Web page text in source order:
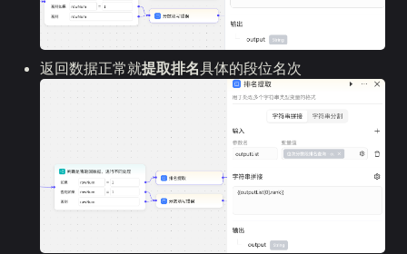
返回数据正常就提取排名具体的段位名次